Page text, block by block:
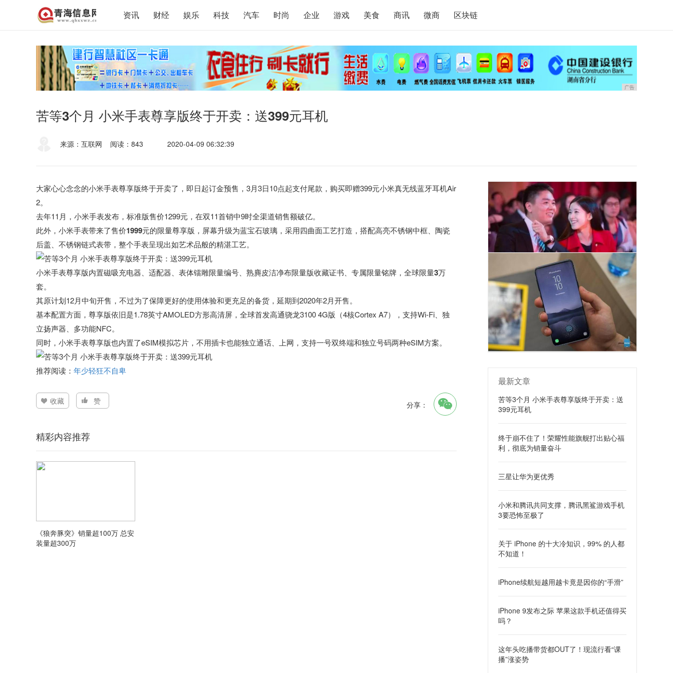
资讯 财经 娱乐 科技 汽车 时尚 企业 游戏 美食 商讯 微商 区块链
广告
苦等3个月 小米手表尊享版终于开卖：送399元耳机
来源：互联网 阅读：843 2020-04-09 06:32:39
大家心心念念的小米手表尊享版终于开卖了，即日起订金预售，3月3日10点起支付尾款，购买即赠399元小米真无线蓝牙耳机Air
2。
去年11月，小米手表发布，标准版售价1299元，在双11首销中9时全渠道销售额破亿。
此外， 小米手表带来了售价1999元的限量尊享版，屏幕升级为蓝宝石玻璃，采用四曲面工艺打造，搭配高亮不锈钢中框、陶瓷
后盖、不锈钢链式表带，整个手表呈现出如艺术品般的精湛工艺。
小米手表尊享版内置磁吸充电器、适配器、表体镭雕限量编号、熟麂皮洁净布限量版收藏证书、专属限量铭牌，全球限量3万
套。
其原计划12月中旬开售，不过为了保障更好的使用体验和更充足的备货，延期到2020年2月开售。
基本配置方面，尊享版依旧是1.78英寸AMOLED方形高清屏，全球首发高通骁龙3100 4G版（4核Cortex A7），支持Wi-Fi、独
立扬声器、多功能NFC。
同时，小米手表尊享版也内置了eSIM模拟芯片，不用插卡也能独立通话、上网，支持一号双终端和独立号码两种eSIM方案。
推荐阅读： 年少轻狂不自卑
收藏 赞 分享：
精彩内容推荐
《狼奔豚突》销量超100万 总安
装量超300万
最新文章
苦等3个月 小米手表尊享版终于开卖：送
399元耳机
终于崩不住了！荣耀性能旗舰打出贴心福
利，彻底为销量奋斗
三星让华为更优秀
小米和腾讯共同支撑，腾讯黑鲨游戏手机
3要恐怖至极了
关于 iPhone 的十大冷知识，99% 的人都
不知道！
iPhone续航短越用越卡竟是因你的“手滑”
iPhone 9发布之际 苹果这款手机还值得买
吗？
这年头吃播带货都OUT了！现流行看“课
播”涨姿势